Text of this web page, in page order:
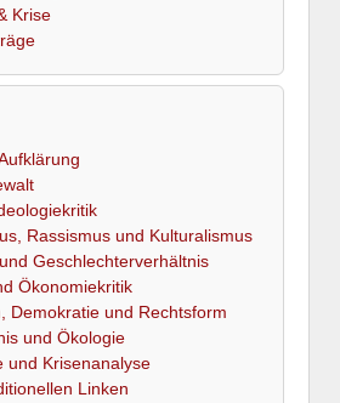
Krise
Rassismus und Kulturalismus
Geschlechterverhältnis
Ökonomiekritik
Demokratie und Rechtsform
und Ökologie
und Krisenanalyse
Linken